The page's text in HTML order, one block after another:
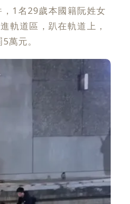
1名29歲本國籍阮姓女
軌道區，趴在軌道上，
萬元。